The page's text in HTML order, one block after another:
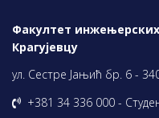
Факултет
Крагујевцу
ул. Сестре Јањић бр. 6 -
+381 34 336 000 -